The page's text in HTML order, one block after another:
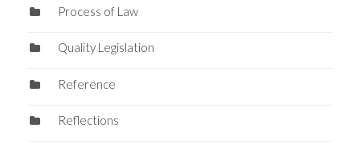
Process of Law
Quality Legislation
Reference
Reflections